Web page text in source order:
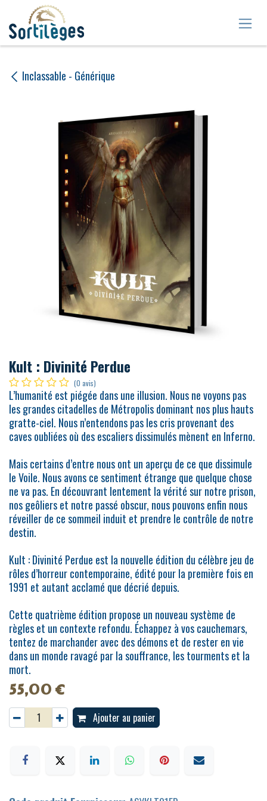
Se rendre au contenu
Inclassable - Générique
Kult : Divinité Perdue
(0 avis)
L’humanité est piégée dans une illusion. Nous ne voyons pas
les grandes citadelles de Métropolis dominant nos plus hauts
gratte-ciel. Nous n’entendons pas les cris provenant des
caves oubliées où des escaliers dissimulés mènent en Inferno.
Mais certains d’entre nous ont un aperçu de ce que dissimule
le Voile. Nous avons ce sentiment étrange que quelque chose
ne va pas. En découvrant lentement la vérité sur notre prison,
nos geôliers et notre passé obscur, nous pouvons enfin nous
réveiller de ce sommeil induit et prendre le contrôle de notre
destin.
Kult : Divinité Perdue est la nouvelle édition du célèbre jeu de
rôles d’horreur contemporaine, édité pour la première fois en
1991 et autant acclamé que décrié depuis.
Cette quatrième édition propose un nouveau système de
règles et un contexte refondu. Échappez à vos cauchemars,
tentez de marchander avec des démons et de rester en vie
dans un monde ravagé par la souffrance, les tourments et la
mort.
55,00€
Ajouter au panier